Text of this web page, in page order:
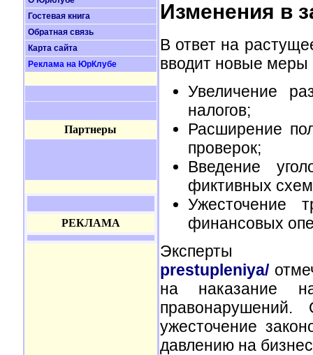
Гостевая книга
Обратная связь
Карта сайта
Реклама на ЮрКлубе
Партнеры
РЕКЛАМА
Изменения в
В ответ на
вводит новые меры
Увеличение
налогов;
Расширение
проверок;
Введение
фиктивных
Ужесточение
финансовых
prestupleniya/
на наказание
ужесточение
давлению на